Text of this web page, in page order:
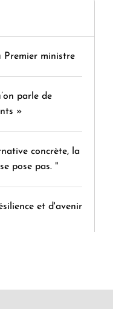
Premier ministre
parle de
»
concrète, la
pose pas. "
et d'avenir